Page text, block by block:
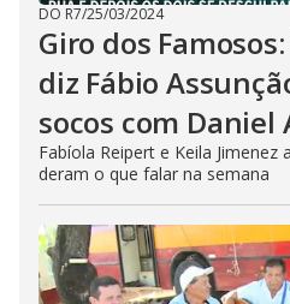
DO R7/25/03/2024
Giro dos
diz Fábio
socos com Daniel
Fabíola Reipert e Keila Jimenez
deram o que falar na semana